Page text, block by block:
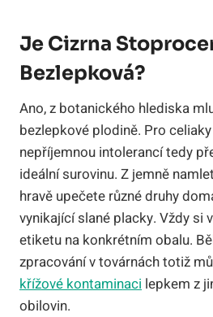
Je Cizrna
Bezlepková?
Ano, z botanického hlediska
bezlepkové plodině. Pro
nepříjemnou intolerancí tedy
ideální surovinu. Z jemně
hravě upečete různé druhy
vynikající slané placky. Vždy si
etiketu na konkrétním obalu.
zpracování v továrnách totiž
křížové kontaminaci lepkem z
obilovin.